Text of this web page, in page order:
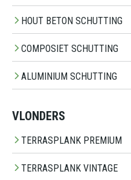
HOUT BETON SCHUTTING
COMPOSIET SCHUTTING
ALUMINIUM SCHUTTING
VLONDERS
TERRASPLANK PREMIUM
TERRASPLANK VINTAGE